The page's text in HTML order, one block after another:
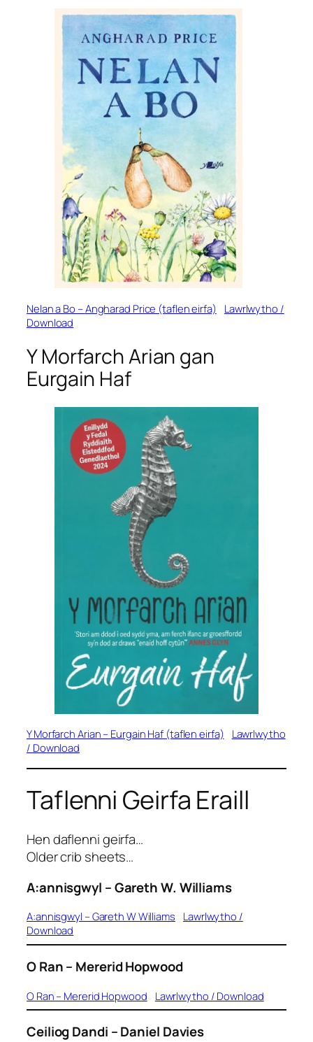
Nelan a Bo – Angharad Price (taflen eirfa)
Lawrlwytho /
Download
Y Morfarch Arian gan
Eurgain Haf
Y Morfarch Arian – Eurgain Haf (taflen eirfa)
Lawrlwytho
/ Download
Taflenni Geirfa Eraill
Hen daflenni geirfa…
Older crib sheets…
A:annisgwyl – Gareth W. Williams
A:annisgwyl – Gareth W Williams
Lawrlwytho /
Download
O Ran– Mererid Hopwood
O Ran – Mererid Hopwood Lawrlwytho / Download
Ceiliog Dandi – Daniel Davies